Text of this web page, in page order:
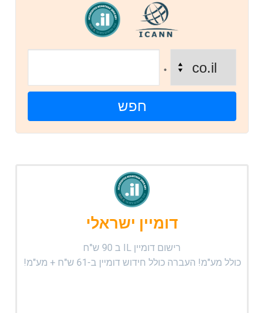
חפש
דומיין ישראלי
רישום דומיין IL ב 90 ש"ח
כולל מע"מ! העברה כולל חידוש דומיין ב-61 ש"ח + מע"מ!